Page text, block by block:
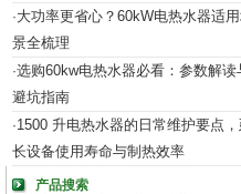
·大功率更省心？60kW电热水器适
景全梳理
·选购60kw电热水器必看：参数解读
避坑指南
·1500 升电热水器的日常维护要点，
长设备使用寿命与制热效率
产品搜索